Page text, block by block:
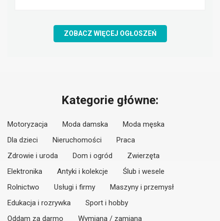
ZOBACZ WIĘCEJ OGŁOSZEŃ
Kategorie główne:
Motoryzacja Moda damska
Moda męska
Dla dzieci
Nieruchomości
Praca
Zdrowie i uroda
Dom i ogród
Zwierzęta
Elektronika
Antyki i kolekcje
Ślub i wesele
Rolnictwo
Usługi i firmy
Maszyny i przemysł
Edukacja i rozrywka
Sport i hobby
Oddam za darmo
Wymiana / zamiana